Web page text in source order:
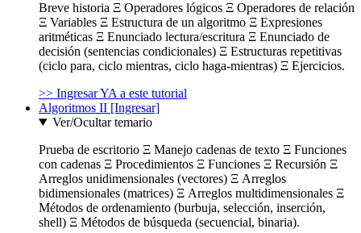
Breve historia Ξ Operadores lógicos Ξ Operadores de relación
Ξ Variables Ξ Estructura de un algoritmo Ξ Expresiones
aritméticas Ξ Enunciado lectura/escritura Ξ Enunciado de
decisión (sentencias condicionales) Ξ Estructuras repetitivas
(ciclo para, ciclo mientras, ciclo haga-mientras) Ξ Ejercicios.
>> Ingresar YA a este tutorial
Algoritmos II [Ingresar]
Ver/Ocultar temario
Prueba de escritorio Ξ Manejo cadenas de texto Ξ Funciones
con cadenas Ξ Procedimientos Ξ Funciones Ξ Recursión Ξ
Arreglos unidimensionales (vectores) Ξ Arreglos
bidimensionales (matrices) Ξ Arreglos multidimensionales Ξ
Métodos de ordenamiento (burbuja, selección, inserción,
shell) Ξ Métodos de búsqueda (secuencial, binaria).